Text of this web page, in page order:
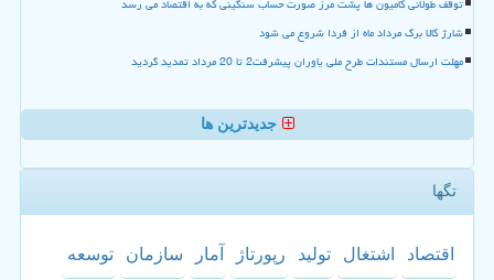
توقف طولانی کامیون ها پشت مرز صورت حساب سنگینی که به اقتصاد می رسد
شارژ کالا برگ مرداد ماه از فردا شروع می شود
مهلت ارسال مستندات طرح ملی یاوران پیشرفت2 تا 20 مرداد تمدید گردید
جدیدترین ها
تگها
اقتصاد اشتغال تولید رپورتاژ آمار سازمان توسعه